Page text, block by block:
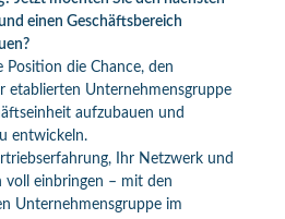
einen Geschäftsbereich
Position die Chance, den
etablierten Unternehmensgruppe
aufzubauen und
entwickeln.
Ihr Netzwerk und
voll einbringen – mit den
Unternehmensgruppe im